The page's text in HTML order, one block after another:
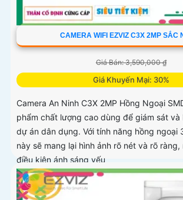
CAMERA WIFI EZVIZ C3X 2MP SẮC
Giá Bán: 3,590,000 ₫
Giá Khuyến Mại: 30%
Camera An Ninh C3X 2MP Hồng Ngoại
phẩm chất lượng cao dùng để giám sát và
dự án dân dụng. Với tính năng hồng ngoại
này sẽ mang lại hình ảnh rõ nét và rõ
điều kiện ánh sáng yếu